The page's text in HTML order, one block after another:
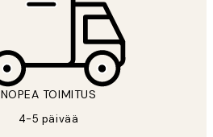
NOPEA TOIMITUS
4-5 päivää